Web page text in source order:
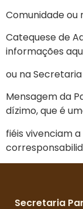
Comunidade ou
Catequese de
informações
ou na
Mensagem da
dízimo, que é
fiéis vivenciam
Secretaria